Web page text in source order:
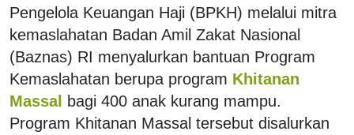
Pengelola Keuangan Haji (BPKH) melalui mitra
kemaslahatan Badan Amil Zakat Nasional
(Baznas) RI menyalurkan bantuan Program
Kemaslahatan berupa program Khitanan
Massal
bagi 400 anak kurang mampu.
Program Khitanan Massal tersebut disalurkan